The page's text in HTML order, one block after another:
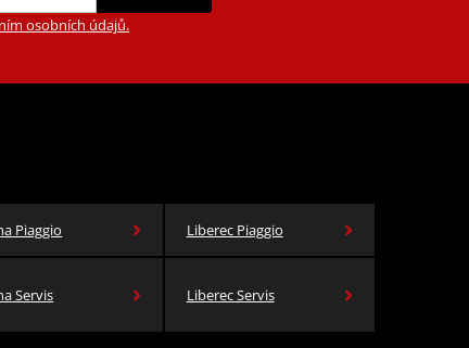
osobních údajů.
Piaggio Liberec Piaggio
Servis Liberec Servis